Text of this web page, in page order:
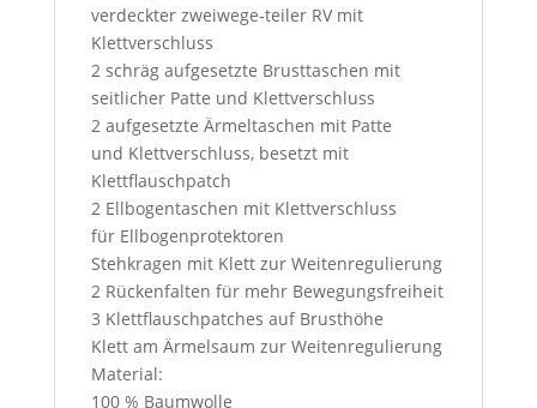
verdeckter zweiwege-teiler RV mit
Klettverschluss
2 schräg aufgesetzte Brusttaschen mit
seitlicher Patte und Klettverschluss
2 aufgesetzte Ärmeltaschen mit Patte
und Klettverschluss, besetzt mit
Klettflauschpatch
2 Ellbogentaschen mit Klettverschluss
für Ellbogenprotektoren
Stehkragen mit Klett zur Weitenregulierung
2 Rückenfalten für mehr Bewegungsfreiheit
3 Klettflauschpatches auf Brusthöhe
Klett am Ärmelsaum zur Weitenregulierung
Material:
100 % Baumwolle